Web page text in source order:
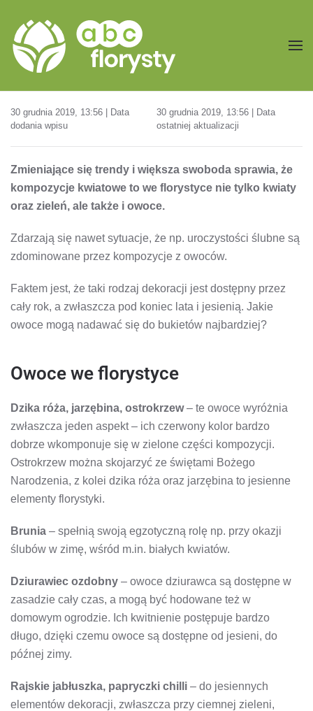
Przejdź do treści głównej
30 grudnia 2019, 13:56 | Data
dodania wpisu
30 grudnia 2019, 13:56 | Data
ostatniej aktualizacji
Zmieniające się trendy i większa swoboda sprawia, że
kompozycje kwiatowe to we florystyce nie tylko kwiaty
oraz zieleń, ale także i owoce.
Zdarzają się nawet sytuacje, że np. uroczystości ślubne są
zdominowane przez kompozycje z owoców.
Faktem jest, że taki rodzaj dekoracji jest dostępny przez
cały rok, a zwłaszcza pod koniec lata i jesienią. Jakie
owoce mogą nadawać się do bukietów najbardziej?
Owoce we florystyce
Dzika róża, jarzębina, ostrokrzew– te owoce wyróżnia
zwłaszcza jeden aspekt – ich czerwony kolor bardzo
dobrze wkomponuje się w zielone części kompozycji.
Ostrokrzew można skojarzyć ze świętami Bożego
Narodzenia, z kolei dzika róża oraz jarzębina to jesienne
elementy florystyki.
Brunia – spełnią swoją egzotyczną rolę np. przy okazji
ślubów w zimę, wśród m.in. białych kwiatów.
Dziurawiec ozdobny – owoce dziurawca są dostępne w
zasadzie cały czas, a mogą być hodowane też w
domowym ogrodzie. Ich kwitnienie postępuje bardzo
długo, dzięki czemu owoce są dostępne od jesieni, do
późnej zimy.
Rajskie jabłuszka, papryczki chilli – do jesiennych
elementów dekoracji, zwłaszcza przy ciemnej zieleni,